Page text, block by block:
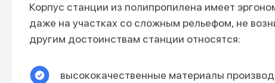
Корпус станции из полипропилена имеет
даже на участках со сложным рельефом, не
другим достоинствам станции относятся:
высококачественные материалы